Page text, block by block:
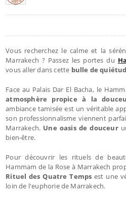
Vous recherchez le calme et la
Marrakech ? Passez les portes du
vous aller dans cette bulle de
Face au Palais Dar El Bacha, le
atmosphère propice à la
ambiance tamisée est un véritable
son professionnalisme viennent
Marrakech. Une oasis de douceur
bien-être.
Pour découvrir les rituels de
Hammam de la Rose à Marrakech
Rituel des Quatre Tempsest une
loin de l'euphorie de Marrakech.